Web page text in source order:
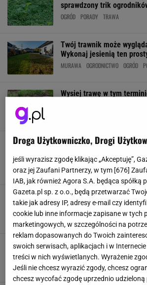
sprawdzony trik
OGRÓD PORADY TRAWA
Twój trawnik może
Wykonaj jesienią ten
MURAWA OGRODNICTWO OGRÓD
Wysiej trawę w tym
Stylowa roślina, która
pampasową?
OGRÓD ROŚLINY TRAWA TRAWA
Zamiast wyrzucać, stwórz
rozrośnie się jak
DOMOWE SPOSOBY NAWÓZ PORADY
Wertykulacja czy aeracja?
zabieg wybrać. To sekret
OGRÓD PORADY TRAWA
Droga Użytkowniczko, Drogi
jeśli wyrazisz zgodę klikając „Akceptuję”,
oraz jej Zaufani Partnerzy, w tym [ 676 ]
IAB, jak również Agora S.A. będąca spółką
Gazeta.pl sp. z o.o., będą przetwarzać
takie jak adresy IP, adresy e-mail czy
cookie lub inne informacje zapisane w tych
marketingowych, w szczególności na
reklam dopasowanych do Twoich
swoich serwisach, aplikacjach i w
treści w nich wyświetlanych. Wyrażenie
Jeśli nie chcesz wyrazić zgody, chcesz
chcesz wycofać zgodę uprzednio udzieloną